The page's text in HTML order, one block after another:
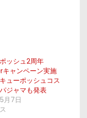
ッシュ2周年
ャンペーン実施
ューポッシュコス
ジャマも発表
月7日